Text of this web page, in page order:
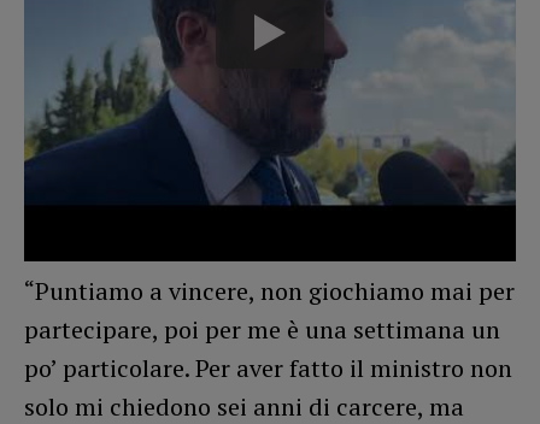
“Puntiamo a vincere, non giochiamo mai per
partecipare, poi per me è una settimana un
po’ particolare. Per aver fatto il ministro non
solo mi chiedono sei anni di carcere, ma